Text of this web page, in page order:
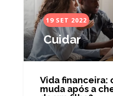
19 SET 2022
Cuidar
Vida financeira:
muda após a